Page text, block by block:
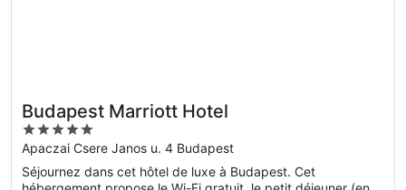
Budapest Marriott Hotel
5
out
of
5
Apaczai Csere Janos u. 4 Budapest
Séjournez dans cet hôtel de luxe à Budapest. Cet